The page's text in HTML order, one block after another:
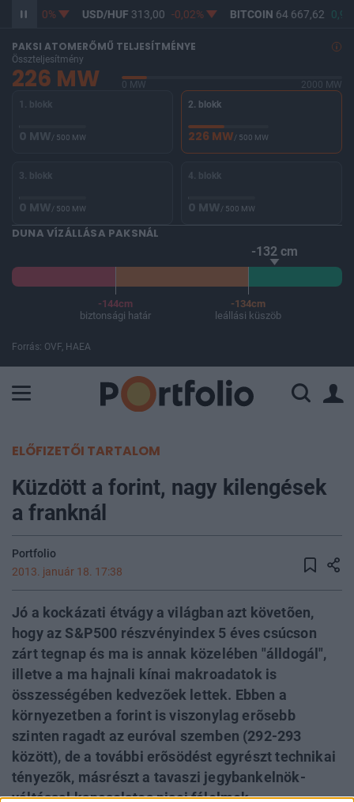
0% USD/HUF313,00 -0,02% BITCOIN64 667,62
PAKSI ATOMERŐMŰ TELJESÍTMÉNYE
Összteljesítmény
226 MW 0 MW
2000 MW
1. blokk
0 MW/ 500 MW
2. blokk
226 MW/ 500 MW
3. blokk
0 MW/ 500 MW
4. blokk
0 MW/ 500 MW
DUNA VÍZÁLLÁSA PAKSNÁL
-132 cm
-144cm
biztonsági határ
-134cm
leállási küszöb
Forrás: OVF, HAEA
ELŐFIZETŐI TARTALOM
Küzdött a forint, nagy kilengések
a franknál
Portfolio
2013. január 18. 17:38
Jó a kockázati étvágy a világban azt követõen,
hogy az S&P500 részvényindex 5 éves csúcson
zárt tegnap és ma is annak közelében "álldogál",
illetve a ma hajnali kínai makroadatok is
összességében kedvezõek lettek. Ebben a
környezetben a forint is viszonylag erõsebb
szinten ragadt az euróval szemben (292-293
között), de a további erõsödést egyrészt technikai
tényezõk, másrészt a tavaszi jegybankelnök-
váltással kapcsolatos piaci félelmek